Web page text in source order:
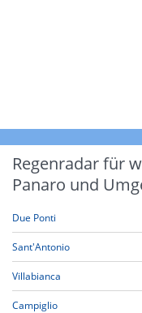
Regenradar für
Panaro und
Due Ponti
Sant'Antonio
Villabianca
Campiglio